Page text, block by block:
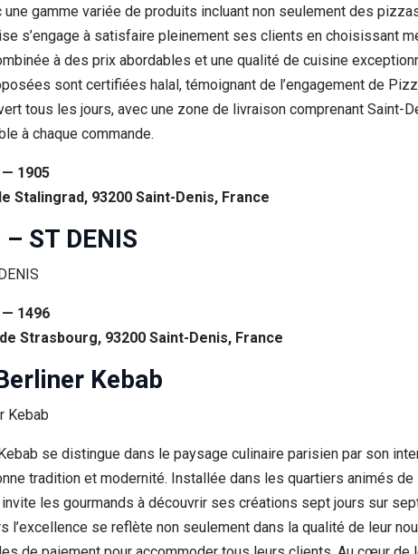
une gamme variée de produits incluant non seulement des
s’engage à satisfaire pleinement ses clients en choisissant
à des prix abordables et une qualité de cuisine
sont certifiées halal, témoignant de l’engagement de
tous les jours, avec une zone de livraison comprenant
à chaque commande.
— 1905
Stalingrad, 93200 Saint-Denis, France
– ST DENIS
— 1496
Strasbourg, 93200 Saint-Denis, France
Kebab
se distingue dans le paysage culinaire parisien par son
tradition et modernité. Installée dans les quartiers animés
invite les gourmands à découvrir ses créations sept jours sur
l’excellence se reflète non seulement dans la qualité de leur